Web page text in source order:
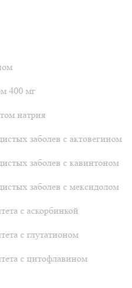
400 мг
натрия
заболев с актовегином
заболев с кавинтоном
заболев с мексидолом
с аскорбинкой
с глутатионом
с цитофлавином